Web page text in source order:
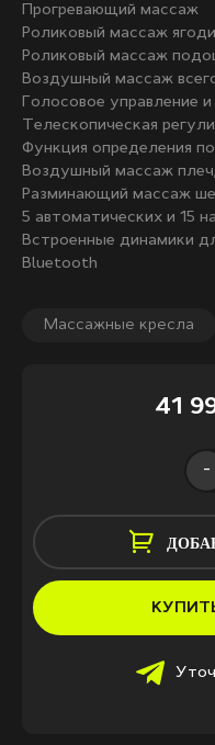
Массажные кресла
Прогревающий массаж
Роликовый массаж
Роликовый массаж
Воздушный массаж
Голосовое управление и
Телескопическая
Функция определения
Воздушный массаж
Разминающий массаж
5 автоматических и 15
Встроенные динамики
Bluetooth
41
-